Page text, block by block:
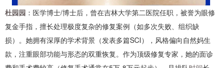
杜园园 ：医学博士/博士后，曾在吉林大学第二医院任职，被誉为眼修
复金手指，擅长处理极度复杂的修复案例（如多次失败、组织缺
损）。她拥有深厚的学术背景（发表多篇SCI），风格偏向自然妈生
款，注重眼部功能与形态的双重恢复。作为顶级修复专家，她的面诊